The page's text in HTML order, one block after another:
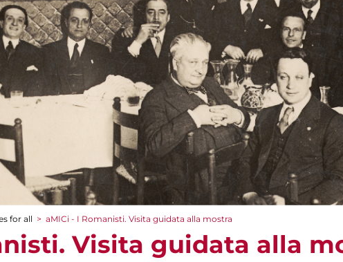
for all > aMICi - I Romanisti. Visita guidata alla mostra
Visita guidata alla